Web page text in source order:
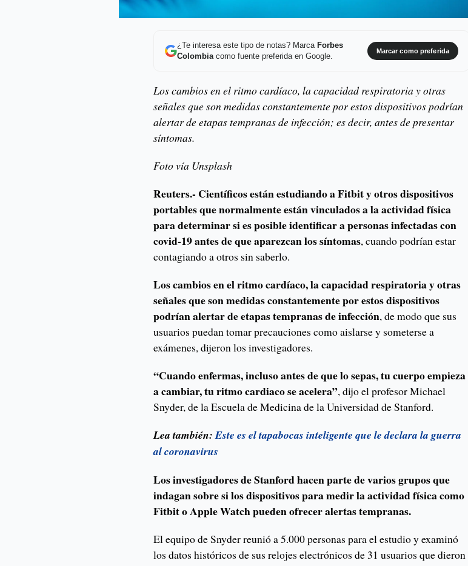
¿Te interesa este tipo de notas? Marca Forbes
Colombiacomo fuente preferida en Google.
Marcar como preferida
Los cambios en el ritmo cardíaco, la capacidad respiratoria y otras
señales que son medidas constantemente por estos dispositivos podrían
alertar de etapas tempranas de infección; es decir, antes de presentar
síntomas.
Foto vía Unsplash
Reuters.- Científicos están estudiando a Fitbit y otros dispositivos
portables que normalmente están vinculados a la actividad física
para determinar si es posible identificar a personas infectadas con
covid-19 antes de que aparezcan los síntomas, cuando podrían estar
contagiando a otros sin saberlo.
Los cambios en el ritmo cardíaco, la capacidad respiratoria y otras
señales que son medidas constantemente por estos dispositivos
podrían alertar de etapas tempranas de infección, de modo que sus
usuarios puedan tomar precauciones como aislarse y someterse a
exámenes, dijeron los investigadores.
“Cuando enfermas, incluso antes de que lo sepas, tu cuerpo empieza
a cambiar, tu ritmo cardiaco se acelera”, dijo el profesor Michael
Snyder, de la Escuela de Medicina de la Universidad de Stanford.
Lea también:Este es el tapabocas inteligente que le declara la guerra
al coronavirus
Los investigadores de Stanford hacen parte de varios grupos que
indagan sobre si los dispositivos para medir la actividad física como
Fitbit o Apple Watch pueden ofrecer alertas tempranas.
El equipo de Snyder reunió a 5.000 personas para el estudio y examinó
los datos históricos de sus relojes electrónicos de 31 usuarios que dieron